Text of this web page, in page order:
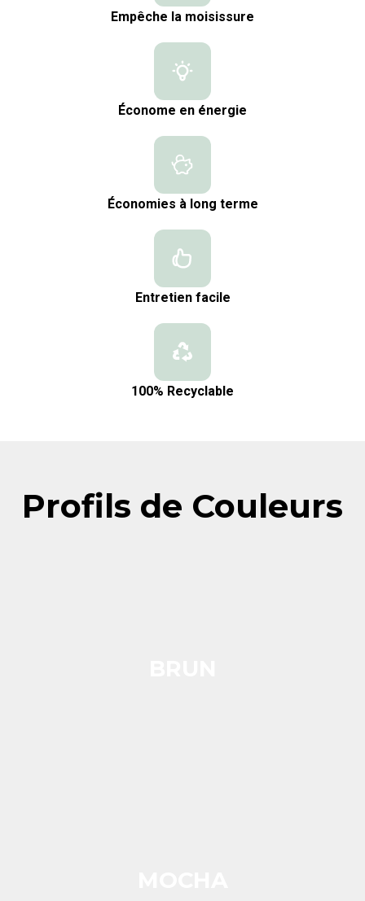
Empêche la moisissure
Économe en énergie
Économies à long terme
Entretien facile
100% Recyclable
Profils de Couleurs